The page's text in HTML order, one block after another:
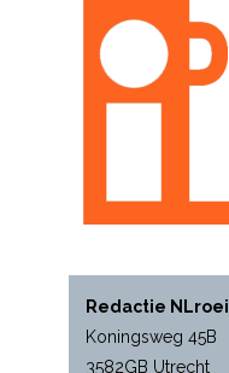
Redactie NLroei
Koningsweg 45B
3582GB Utrecht